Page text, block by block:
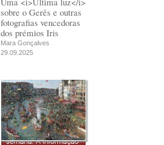
sobre o Gerês e outras
fotografias vencedoras
dos prémios Iris
Mara Gonçalves
29.09.2025